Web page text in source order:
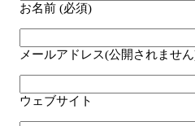
お名前 (必須)
メールアドレス(公開されませ
ウェブサイト